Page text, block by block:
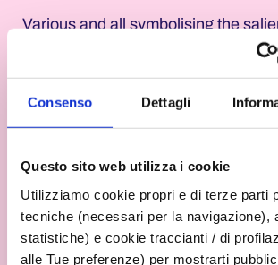
Consenso Dettagli
Questo sito web utilizza i cookie
Utilizziamo cookie propri e di terze parti
tecniche (necessari per la navigazione),
statistiche) e cookie traccianti / di
alle Tue preferenze) per mostrarti
Various and all symbolising the
the Romagna Riviera, are the
Cavallotti, which appeared on
the event (but also 8,000 posters
sunglasses (to symbolise the
through the more ‘hipster’ version
moustache and the one with only
contemporary Cyclops, to
Night - and Romagna - are for